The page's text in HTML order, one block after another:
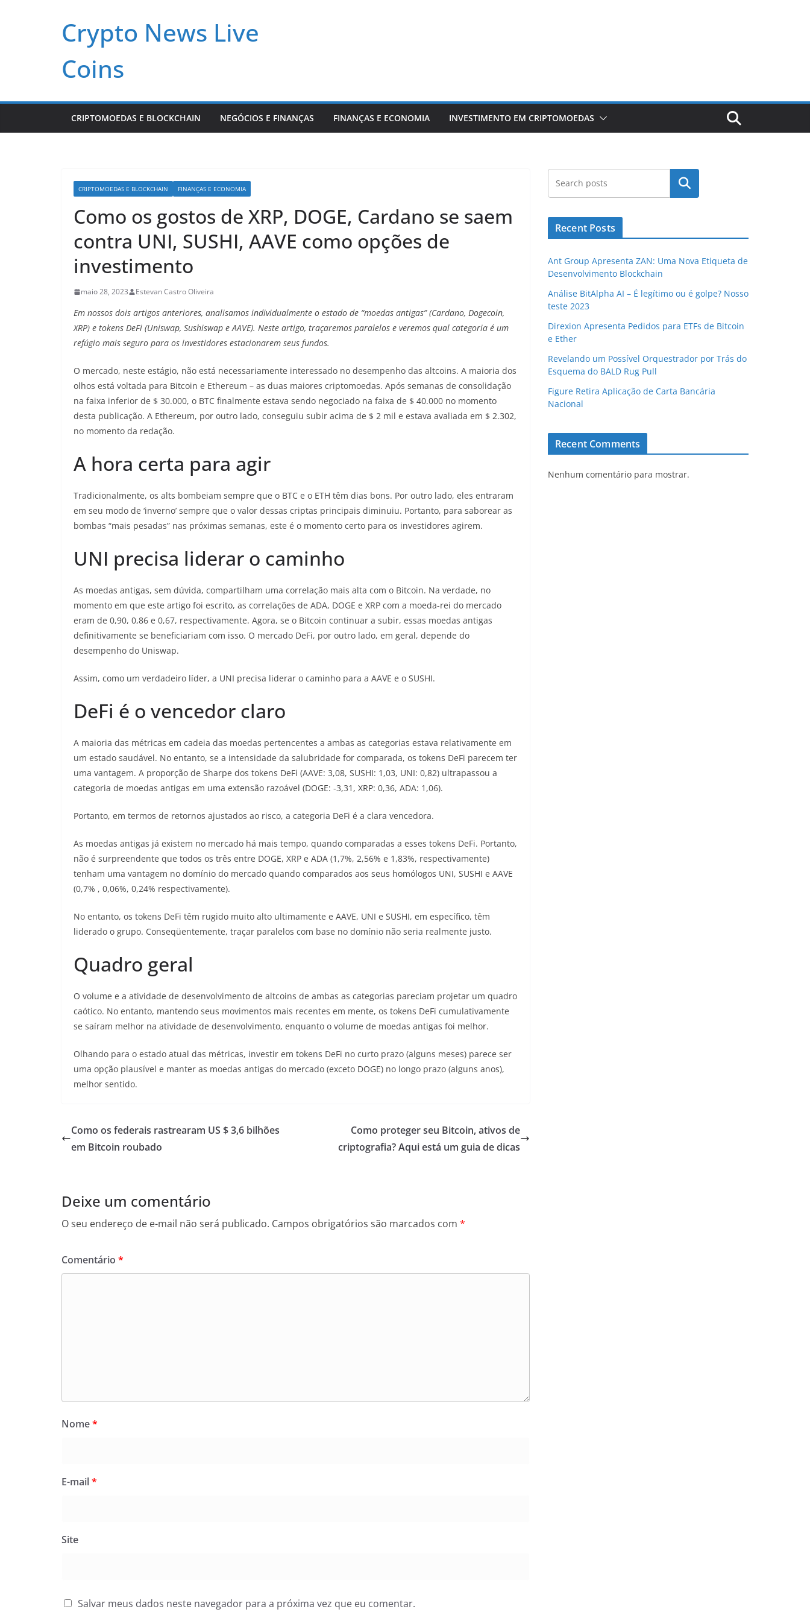
Crypto News Live
Coins
CRIPTOMOEDAS E BLOCKCHAIN NEGÓCIOS E FINANÇAS FINANÇAS E ECONOMIA INVESTIMENTO EM CRIPTOMOEDAS
CRIPTOMOEDAS E BLOCKCHAIN FINANÇAS E ECONOMIA
Como os gostos de XRP, DOGE, Cardano se saem
contra UNI, SUSHI, AAVE como opções de
investimento
maio 28, 2023 Estevan Castro Oliveira
Em nossos dois artigos anteriores, analisamos individualmente o estado de “moedas antigas” (Cardano, Dogecoin,
XRP) e tokens DeFi (Uniswap, Sushiswap e AAVE). Neste artigo, traçaremos paralelos e veremos qual categoria é um
refúgio mais seguro para os investidores estacionarem seus fundos.
O mercado, neste estágio, não está necessariamente interessado no desempenho das altcoins. A maioria dos
olhos está voltada para Bitcoin e Ethereum – as duas maiores criptomoedas. Após semanas de consolidação
na faixa inferior de $ 30.000, o BTC finalmente estava sendo negociado na faixa de $ 40.000 no momento
desta publicação. A Ethereum, por outro lado, conseguiu subir acima de $ 2 mil e estava avaliada em $ 2.302,
no momento da redação.
A hora certa para agir
Tradicionalmente, os alts bombeiam sempre que o BTC e o ETH têm dias bons. Por outro lado, eles entraram
em seu modo de ‘inverno’ sempre que o valor dessas criptas principais diminuiu. Portanto, para saborear as
bombas “mais pesadas” nas próximas semanas, este é o momento certo para os investidores agirem.
UNI precisa liderar o caminho
As moedas antigas, sem dúvida, compartilham uma correlação mais alta com o Bitcoin. Na verdade, no
momento em que este artigo foi escrito, as correlações de ADA, DOGE e XRP com a moeda-rei do mercado
eram de 0,90, 0,86 e 0,67, respectivamente. Agora, se o Bitcoin continuar a subir, essas moedas antigas
definitivamente se beneficiariam com isso. O mercado DeFi, por outro lado, em geral, depende do
desempenho do Uniswap.
Assim, como um verdadeiro líder, a UNI precisa liderar o caminho para a AAVE e o SUSHI.
DeFi é o vencedor claro
A maioria das métricas em cadeia das moedas pertencentes a ambas as categorias estava relativamente em
um estado saudável. No entanto, se a intensidade da salubridade for comparada, os tokens DeFi parecem ter
uma vantagem. A proporção de Sharpe dos tokens DeFi (AAVE: 3,08, SUSHI: 1,03, UNI: 0,82) ultrapassou a
categoria de moedas antigas em uma extensão razoável (DOGE: -3,31, XRP: 0,36, ADA: 1,06).
Portanto, em termos de retornos ajustados ao risco, a categoria DeFi é a clara vencedora.
As moedas antigas já existem no mercado há mais tempo, quando comparadas a esses tokens DeFi. Portanto,
não é surpreendente que todos os três entre DOGE, XRP e ADA (1,7%, 2,56% e 1,83%, respectivamente)
tenham uma vantagem no domínio do mercado quando comparados aos seus homólogos UNI, SUSHI e AAVE
(0,7% , 0,06%, 0,24% respectivamente).
No entanto, os tokens DeFi têm rugido muito alto ultimamente e AAVE, UNI e SUSHI, em específico, têm
liderado o grupo. Conseqüentemente, traçar paralelos com base no domínio não seria realmente justo.
Quadro geral
O volume e a atividade de desenvolvimento de altcoins de ambas as categorias pareciam projetar um quadro
caótico. No entanto, mantendo seus movimentos mais recentes em mente, os tokens DeFi cumulativamente
se saíram melhor na atividade de desenvolvimento, enquanto o volume de moedas antigas foi melhor.
Olhando para o estado atual das métricas, investir em tokens DeFi no curto prazo (alguns meses) parece ser
uma opção plausível e manter as moedas antigas do mercado (exceto DOGE) no longo prazo (alguns anos),
melhor sentido.
Como os federais rastrearam US $ 3,6 bilhões
em Bitcoin roubado
Como proteger seu Bitcoin, ativos de
criptografia? Aqui está um guia de dicas
Deixe um comentário
O seu endereço de e-mail não será publicado. Campos obrigatórios são marcados com *
Comentário *
Nome*
E-mail*
Site
Salvar meus dados neste navegador para a próxima vez que eu comentar.
Pesquisar
Recent Posts
Ant Group Apresenta ZAN: Uma Nova Etiqueta de
Desenvolvimento Blockchain
Análise BitAlpha AI – É legítimo ou é golpe? Nosso
teste 2023
Direxion Apresenta Pedidos para ETFs de Bitcoin
e Ether
Revelando um Possível Orquestrador por Trás do
Esquema do BALD Rug Pull
Figure Retira Aplicação de Carta Bancária
Nacional
Recent Comments
Nenhum comentário para mostrar.